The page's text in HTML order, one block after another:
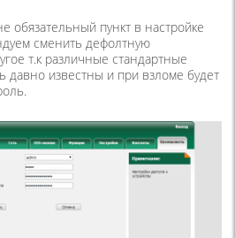
обязательный пункт в настройке
сменить дефолтную
т.к различные стандартные
давно известны и при взломе будет